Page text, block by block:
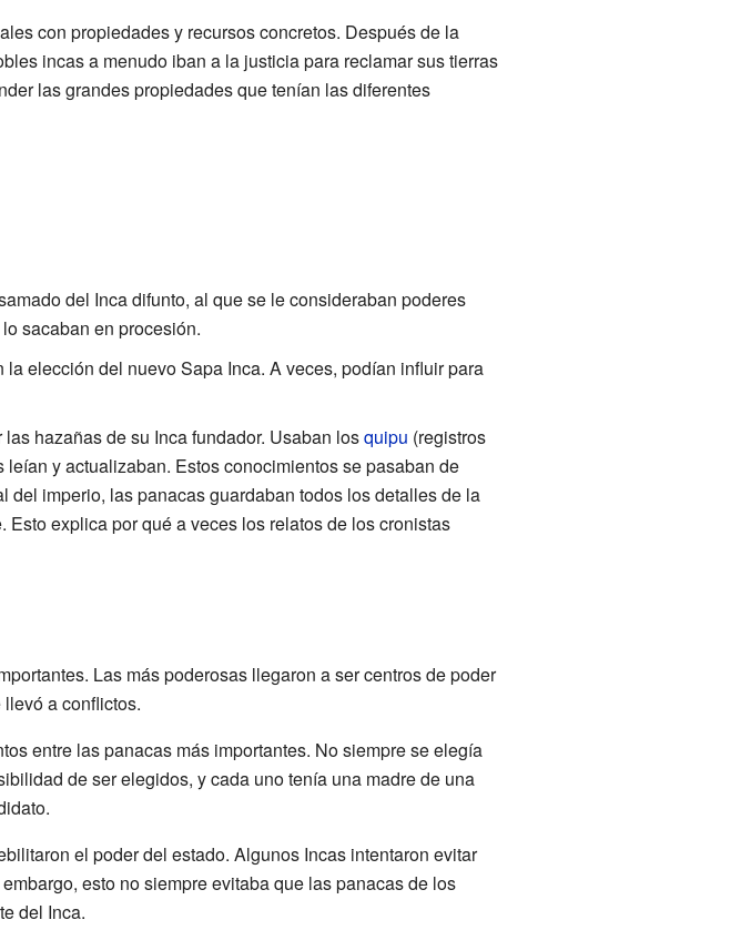
con propiedades y recursos concretos. Después de la
incas a menudo iban a la justicia para reclamar sus tierras
las grandes propiedades que tenían las diferentes
del Inca difunto, al que se le consideraban poderes
sacaban en procesión.
elección del nuevo Sapa Inca. A veces, podían influir para
hazañas de su Inca fundador. Usaban losquipu (registros
y actualizaban. Estos conocimientos se pasaban de
imperio, las panacas guardaban todos los detalles de la
explica por qué a veces los relatos de los cronistas
Las más poderosas llegaron a ser centros de poder
a conflictos.
entre las panacas más importantes. No siempre se elegía
de ser elegidos, y cada uno tenía una madre de una
el poder del estado. Algunos Incas intentaron evitar
esto no siempre evitaba que las panacas de los
del Inca.